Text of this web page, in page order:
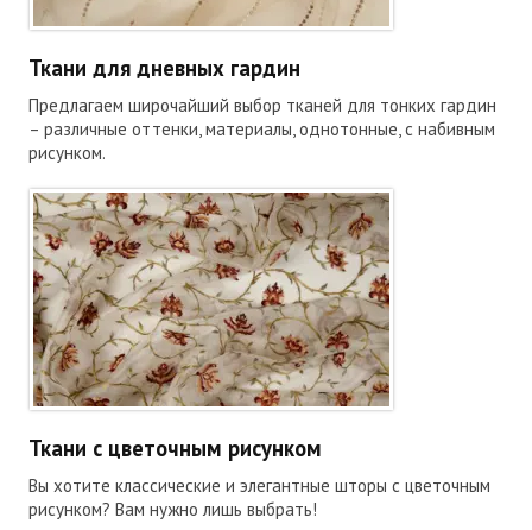
Ткани для дневных гардин
Предлагаем широчайший выбор тканей для тонких гардин
– различные оттенки, материалы, однотонные, с набивным
рисунком.
Ткани с цветочным рисунком
Вы хотите классические и элегантные шторы с цветочным
рисунком? Вам нужно лишь выбрать!